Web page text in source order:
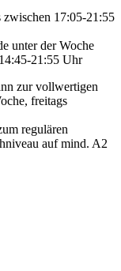
17:05-21:55
unter der Woche
21:55 Uhr
zur vollwertigen
freitags
regulären
auf mind. A2